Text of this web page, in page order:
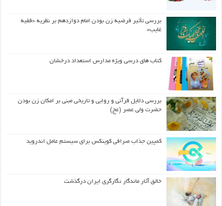
بررسی تأثیر فرضیه زن بودن امام دوازدهم بر نظریه «فقیه
غایب»
کتاب های درسی ویژه مدارس استعداد درخشان
بررسی دلایل قرآنی و روایی و تاریخی مبنی بر امکان زن بودن
حضرت ولی عصر (عج)
کمپین جذاب صرافی کوینکس برای سیستم عامل اندروید
خالق آثار ماندگار نگارگری ایران درگذشت